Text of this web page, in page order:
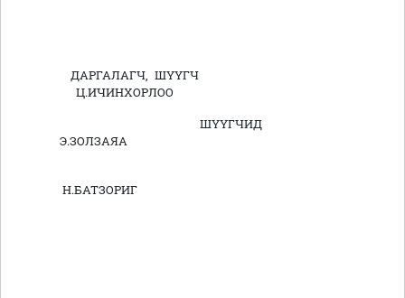
ДАРГАЛАГЧ, ШҮҮГЧ
Ц.ИЧИНХОРЛОО
ШҮҮГЧИД
Э.ЗОЛЗАЯА
Н.БАТЗОРИГ